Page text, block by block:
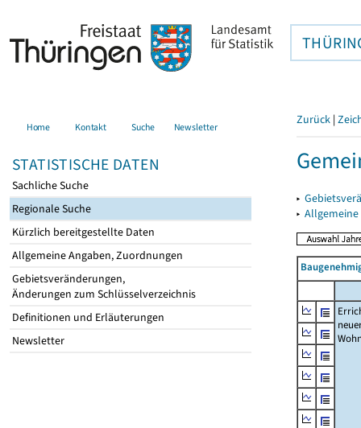
Home Kontakt Suche Newsletter
STATISTISCHE DATEN
Sachliche Suche
Regionale Suche
Kürzlich bereitgestellte Daten
Allgemeine Angaben, Zuordnungen
Gebietsveränderungen,
Änderungen zum Schlüsselverzeichnis
Definitionen und Erläuterungen
Newsletter
Zurück |
▸
▸